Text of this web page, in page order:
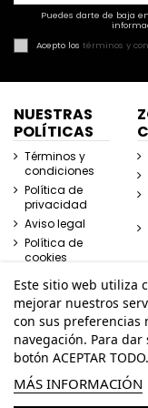
Puedes darte de baja
Acepto los términos y
NUESTRAS
POLÍTICAS
Términos y
condiciones
Política de
privacidad
Aviso legal
Política de
cookies
Este sitio web utiliza
mejorar nuestros
con sus preferencias
navegación. Para
botón ACEPTAR TODO.
MÁS INFORMACIÓN